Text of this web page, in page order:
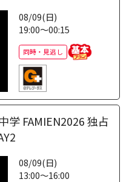
08/09(日)
19:00～00:15
同時・見逃し
学 FAMIEN2026 独占
08/09(日)
13:00～16:00